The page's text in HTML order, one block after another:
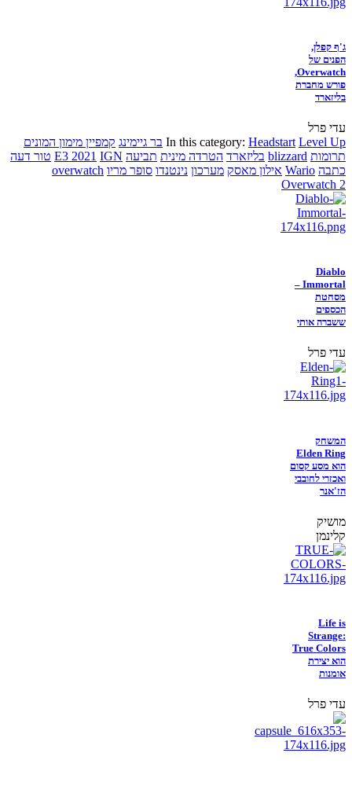
ג'ף קפלן,
הפנים של
Overwatch,
פורש מחברת
בליזארד
עדי פרל
In this category: Headstart Level Up בר גיימינג קמפיין מימון המונים
תרומות blizzard בליזארד הטרדה מינית תביעה E3 2021 IGN
טור דעה
כתבה Wario אילון מאסק מערכון נינטנדו סופר מריו overwatch
Overwatch 2
Diablo
Immortal –
מסחטת
הכספים
ששברה אותי
עדי פרל
המשחק
Elden Ring
הוא מסע קסום
ואכזרי לחובבי
הז'אנר
מושיק
קלינמן
Life is
Strange:
True Colors
הוא יצירת
אומנות
עדי פרל